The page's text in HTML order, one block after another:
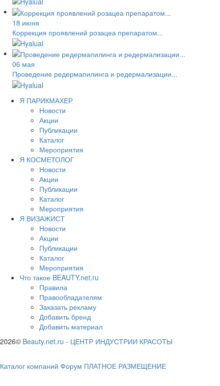
18 июня
Коррекция проявлений розацеа препаратом...
06 мая
Проведение редермапилинга и редермализации...
Я ПАРИКМАХЕР
Новости
Акции
Публикации
Каталог
Мероприятия
Я КОСМЕТОЛОГ
Новости
Акции
Публикации
Каталог
Мероприятия
Я ВИЗАЖИСТ
Новости
Акции
Публикации
Каталог
Мероприятия
Что такое BEAUTY.net.ru
Правила
Правообладателям
Заказать рекламу
Добавить бренд
Добавить материал
2026© Beauty.net.ru - ЦЕНТР ИНДУСТРИИ КРАСОТЫ
Каталог компаний Форум ПЛАТНОЕ РАЗМЕЩЕНИЕ